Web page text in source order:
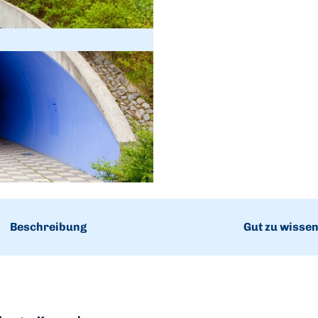
Beschreibung Gut zu wissen